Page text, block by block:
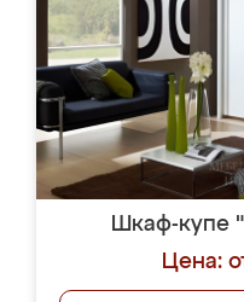
Шкаф-купе
Цена: